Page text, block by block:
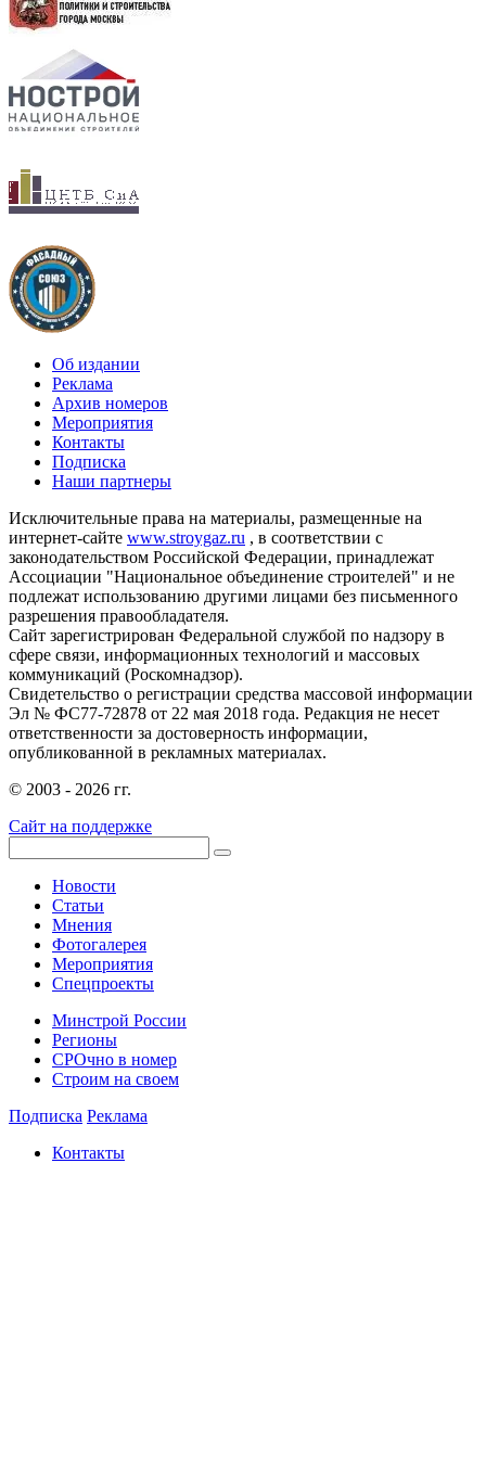
Об издании
Реклама
Архив номеров
Мероприятия
Контакты
Подписка
Наши партнеры
Исключительные права на материалы, размещенные на
интернет-сайте www.stroygaz.ru , в соответствии с
законодательством Российской Федерации, принадлежат
Ассоциации "Национальное объединение строителей" и не
подлежат использованию другими лицами без письменного
разрешения правообладателя.
Сайт зарегистрирован Федеральной службой по надзору в
сфере связи, информационных технологий и массовых
коммуникаций (Роскомнадзор).
Свидетельство о регистрации средства массовой информации
Эл № ФС77-72878 от 22 мая 2018 года. Редакция не несет
ответственности за достоверность информации,
опубликованной в рекламных материалах.
© 2003 - 2026 гг.
Сайт на поддержке
Новости
Статьи
Мнения
Фотогалерея
Мероприятия
Спецпроекты
Минстрой России
Регионы
СРОчно в номер
Строим на своем
Подписка Реклама
Контакты